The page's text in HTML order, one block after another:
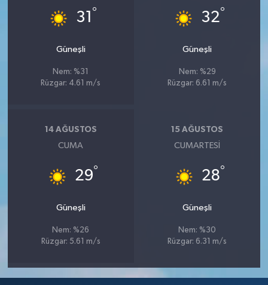
31 °
Güneşli
Nem: %31
Rüzgar: 4.61 m/s
32°
Güneşli
Nem: %29
Rüzgar: 6.61 m/s
14 AĞUSTOS
CUMA
29°
Güneşli
Nem: %26
Rüzgar: 5.61 m/s
15 AĞUSTOS
CUMARTESI
28°
Güneşli
Nem: %30
Rüzgar: 6.31 m/s